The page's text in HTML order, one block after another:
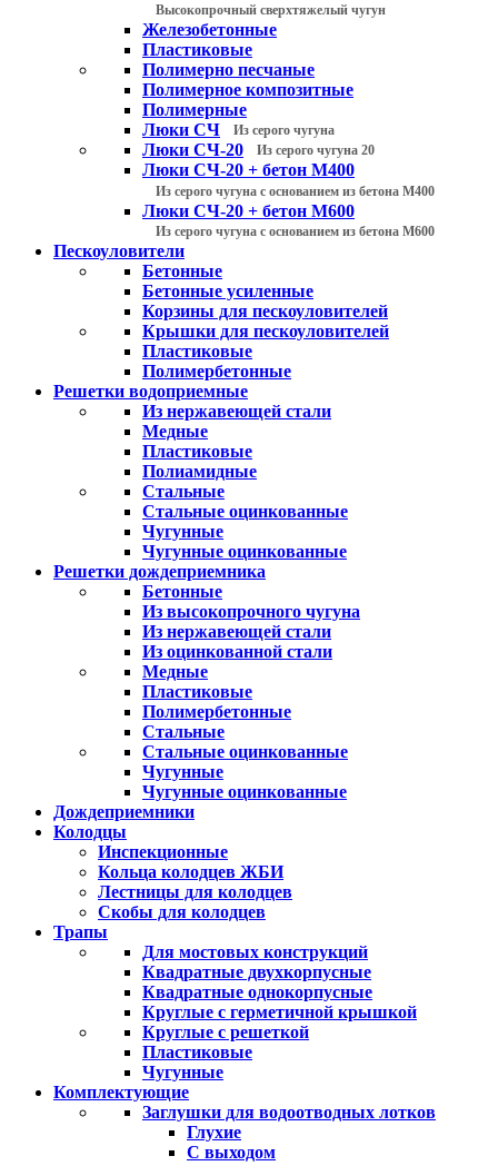
Высокопрочный сверхтяжелый чугун
Железобетонные
Пластиковые
Полимерно песчаные
Полимерное композитные
Полимерные
Люки СЧ
Из серого чугуна
Люки СЧ-20 Из серого чугуна 20
Люки СЧ-20 + бетон М400
Из серого чугуна с основанием из бетона М400
Люки СЧ-20 + бетон М600
Из серого чугуна с основанием из бетона М600
Пескоуловители
Бетонные
Бетонные усиленные
Корзины для пескоуловителей
Крышки для пескоуловителей
Пластиковые
Полимербетонные
Решетки водоприемные
Из нержавеющей стали
Медные
Пластиковые
Полиамидные
Стальные
Стальные оцинкованные
Чугунные
Чугунные оцинкованные
Решетки дождеприемника
Бетонные
Из высокопрочного чугуна
Из нержавеющей стали
Из оцинкованной стали
Медные
Пластиковые
Полимербетонные
Стальные
Стальные оцинкованные
Чугунные
Чугунные оцинкованные
Дождеприемники
Колодцы
Инспекционные
Кольца колодцев ЖБИ
Лестницы для колодцев
Скобы для колодцев
Трапы
Для мостовых конструкций
Квадратные двухкорпусные
Квадратные однокорпусные
Круглые с герметичной крышкой
Круглые с решеткой
Пластиковые
Чугунные
Комплектующие
Заглушки для водоотводных лотков
Глухие
С выходом